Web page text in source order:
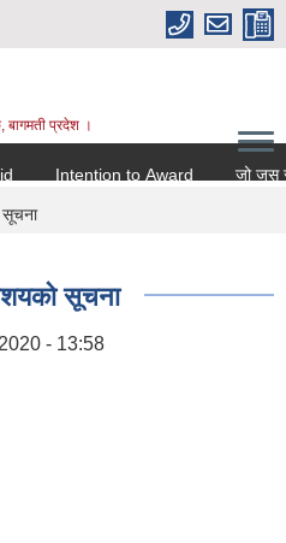
बागमती प्रदेश ।
Intention to Award जो जस संग
सूचना
- 13:58